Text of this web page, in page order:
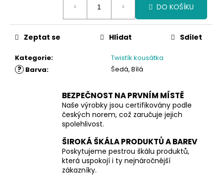
DO KOŠÍKU
Kategorie: Twistík kousátka
? Barva: Šedá, Bílá
Zeptat se Hlídat Sdílet
BEZPEČNOST NA PRVNÍM MÍSTĚ
Naše výrobky jsou certifikovány podle
českých norem, což zaručuje jejich
spolehlivost.
ŠIROKÁ ŠKÁLA PRODUKTŮ A BAREV
Poskytujeme pestrou škálu produktů,
která uspokojí i ty nejnáročnější
zákazníky.